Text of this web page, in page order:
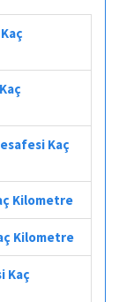
Kaç
Kilometre
Kilometre
Kaç